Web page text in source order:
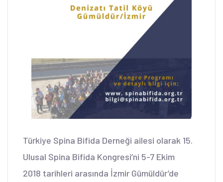
Türkiye Spina Bifida Derneği ailesi olarak 15.
Ulusal Spina Bifida Kongresi’ni 5-7 Ekim
2018 tarihleri arasında İzmir Gümüldür’de